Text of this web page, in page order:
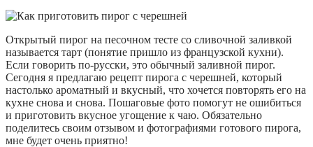
Открытый пирог на песочном тесте со сливочной заливкой
называется тарт (понятие пришло из французской кухни).
Если говорить по-русски, это обычный заливной пирог.
Сегодня я предлагаю рецепт пирога с черешней, который
настолько ароматный и вкусный, что хочется повторять его на
кухне снова и снова. Пошаговые фото помогут не ошибиться
и приготовить вкусное угощение к чаю. Обязательно
поделитесь своим отзывом и фотографиями готового пирога,
мне будет очень приятно!